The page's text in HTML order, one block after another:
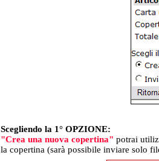
Scegliendo la 1° OPZIONE:
"Crea una nuova copertina" potrai
la copertina (sarà possibile inviare solo